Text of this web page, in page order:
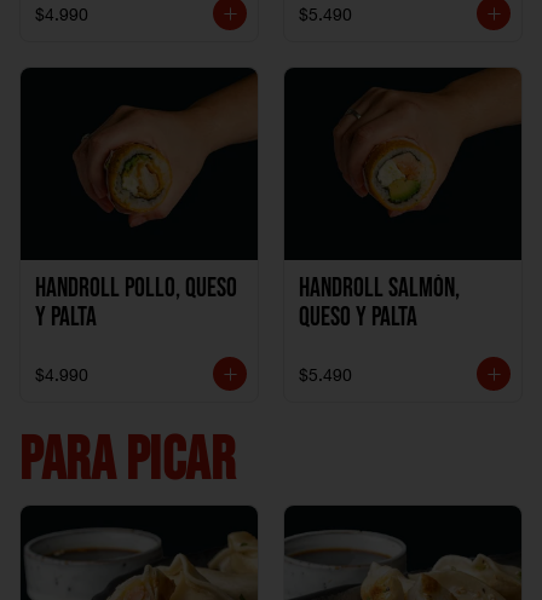
$4.990 $5.490
Handroll Pollo, Queso
y Palta
$4.990
Handroll Salmón,
Queso y Palta
$5.490
PARA PICAR